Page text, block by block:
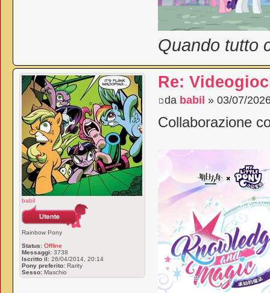
Quando tutto
Re:
da babil » 03/07/
Collaborazione
babil
Rainbow Pony
Status: Offline
Messaggi: 3738
Iscritto il: 26/04/2014, 20:14
Pony preferito: Rarity
Sesso: Maschio